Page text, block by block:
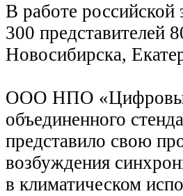
В работе российской
300 представителей
Новосибирска,
ООО НПО «Цифровые
объединенного
представило свою
возбуждения
в климатическом